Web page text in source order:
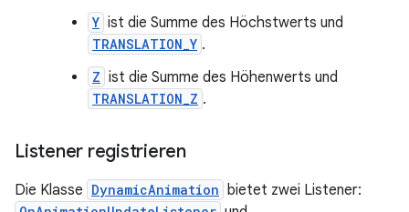
Y ist die Summe des Höchstwerts und
TRANSLATION_Y .
Z ist die Summe des Höhenwerts und
TRANSLATION_Z .
Listener registrieren
Die Klasse DynamicAnimation bietet zwei Listener: